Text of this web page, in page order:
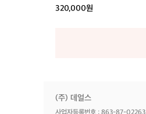
후
320,000원
(주) 데얼스